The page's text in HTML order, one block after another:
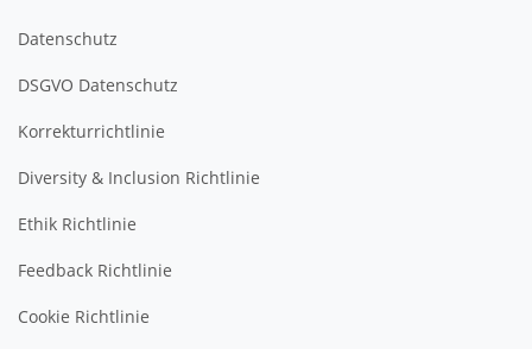
Datenschutz
DSGVO Datenschutz
Korrekturrichtlinie
Diversity & Inclusion Richtlinie
Ethik Richtlinie
Feedback Richtlinie
Cookie Richtlinie